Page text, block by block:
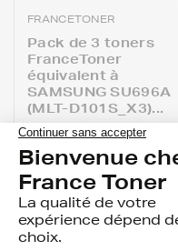
FRANCETONER
Pack de 3 toners
FranceToner
équivalent à
SAMSUNG SU696A
(MLT-D101S_X3)...
avis
EN STOCK GARANTIE 2 ANS
LIVRAISON GRATUITE
95,61 €